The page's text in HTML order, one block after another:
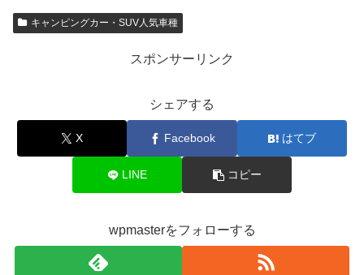
キャンピングカー・SUV人気車種
スポンサーリンク
シェアする
X Facebook はてブ
LINE コピー
wpmasterをフォローする